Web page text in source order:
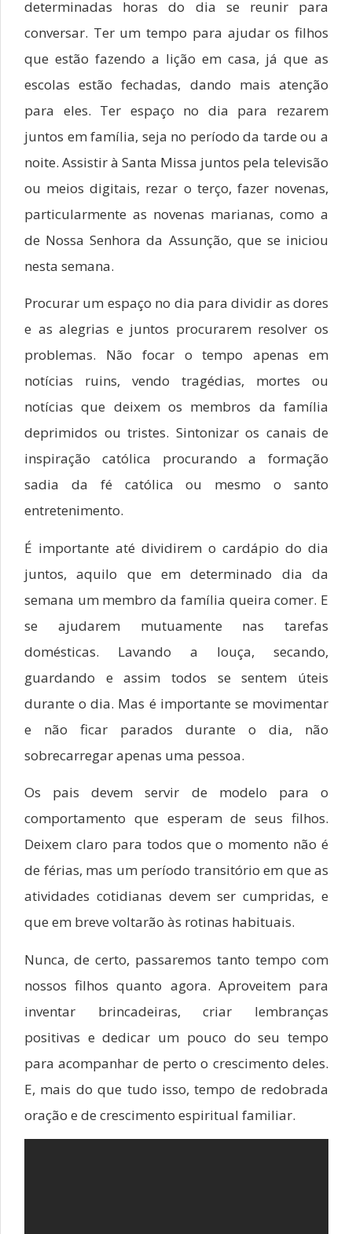
determinadas horas do dia se reunir para
conversar. Ter um tempo para ajudar os filhos
que estão fazendo a lição em casa, já que as
escolas estão fechadas, dando mais atenção
para eles. Ter espaço no dia para rezarem
juntos em família, seja no período da tarde ou a
noite. Assistir à Santa Missa juntos pela televisão
ou meios digitais, rezar o terço, fazer novenas,
particularmente as novenas marianas, como a
de Nossa Senhora da Assunção, que se iniciou
nesta semana.
Procurar um espaço no dia para dividir as dores
e as alegrias e juntos procurarem resolver os
problemas. Não focar o tempo apenas em
notícias ruins, vendo tragédias, mortes ou
notícias que deixem os membros da família
deprimidos ou tristes. Sintonizar os canais de
inspiração católica procurando a formação
sadia da fé católica ou mesmo o santo
entretenimento.
É importante até dividirem o cardápio do dia
juntos, aquilo que em determinado dia da
semana um membro da família queira comer. E
se ajudarem mutuamente nas tarefas
domésticas. Lavando a louça, secando,
guardando e assim todos se sentem úteis
durante o dia. Mas é importante se movimentar
e não ficar parados durante o dia, não
sobrecarregar apenas uma pessoa.
Os pais devem servir de modelo para o
comportamento que esperam de seus filhos.
Deixem claro para todos que o momento não é
de férias, mas um período transitório em que as
atividades cotidianas devem ser cumpridas, e
que em breve voltarão às rotinas habituais.
Nunca, de certo, passaremos tanto tempo com
nossos filhos quanto agora. Aproveitem para
inventar brincadeiras, criar lembranças
positivas e dedicar um pouco do seu tempo
para acompanhar de perto o crescimento deles.
E, mais do que tudo isso, tempo de redobrada
oração e de crescimento espiritual familiar.